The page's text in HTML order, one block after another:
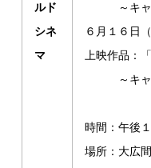
ルド
シネ
マ
～キャス
６月１６日（
上映作品：
～キャス
時間：午
場所：大広